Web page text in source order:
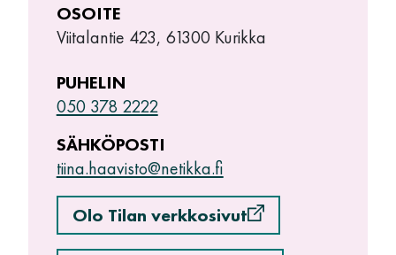
OSOITE
Viitalantie 423, 61300 Kurikka
PUHELIN
050 378 2222
SÄHKÖPOSTI
tiina.haavisto@netikka.fi
Olo Tilan verkkosivut